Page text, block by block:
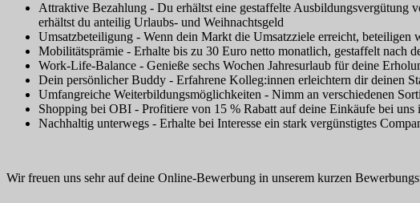
Attraktive Bezahlung - Du erhältst eine gestaffelte
erhältst du anteilig Urlaubs- und Weihnachtsgeld
Umsatzbeteiligung - Wenn dein Markt die Umsatzziele erreicht, beteiligen
Mobilitätsprämie - Erhalte bis zu 30 Euro netto monatlich, gestaffelt nach
Work-Life-Balance - Genieße sechs Wochen Jahresurlaub für deine
Dein persönlicher Buddy - Erfahrene Kolleg:innen erleichtern dir deinen
Umfangreiche Weiterbildungsmöglichkeiten - Nimm an verschiedenen
Shopping bei OBI - Profitiere von 15 % Rabatt auf deine Einkäufe bei
Nachhaltig unterwegs - Erhalte bei Interesse ein stark vergünstigtes
Wir freuen uns sehr auf deine Online-Bewerbung in unserem kurzen